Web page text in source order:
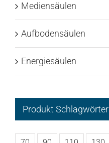
Mediensäulen
Aufbodensäulen
Energiesäulen
Produkt Schlagwörter